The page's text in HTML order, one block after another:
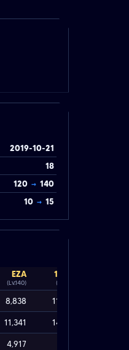
2019-10-21
18
120 → 140
10 → 15
EZA
(Lv.140)
100%
(Lv.140)
8,838 11,598
11,341 14,341
4,917